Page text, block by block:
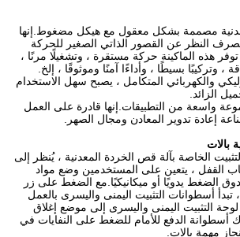
مصممة بشكل معقول مع هيكل مضغوط.إنها
النظر عن القصور الذاتي الصغير للحركة
هذه الماكينة حركة مستقرة ، وتشغيلًا مرنًا ،
، وتركيبًا بسيطًا ، وأداءًا آمنًا وموثوقًا ، إلخ.
والكهربائي المتكامل ، يصبح سهل الاستخدام
الزائد.
واسعة من التطبيقات.إنها قادرة على العمل
إعادة تدوير المعادن ومجال الصهر.
الخاصة بآلة قص الخردة المعدنية ، يُنظر إلى
القفل ، يتعين على المستخدمين وضع مواد
الضغط يدويًا أو ميكانيكيًا.مع الضغط على زر
تبدأ أسطوانات التثبيت اليمنى واليسرى بالعمل
التثبيت اليمنى واليسرى إلى موضع إغلاق
الدفع للأمام للضغط على النفايات في
مهمة بالات.